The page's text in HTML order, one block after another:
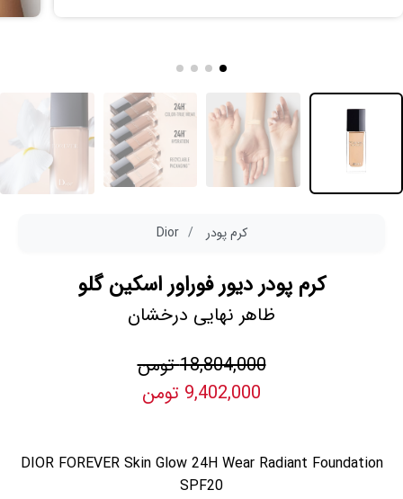
کرم پودر Dior
کرم پودر دیور فوراور اسکین گلو
ظاهر نهایی درخشان
18,804,000 تومن
9,402,000 تومن
DIOR FOREVER Skin Glow 24H Wear Radiant Foundation
SPF20